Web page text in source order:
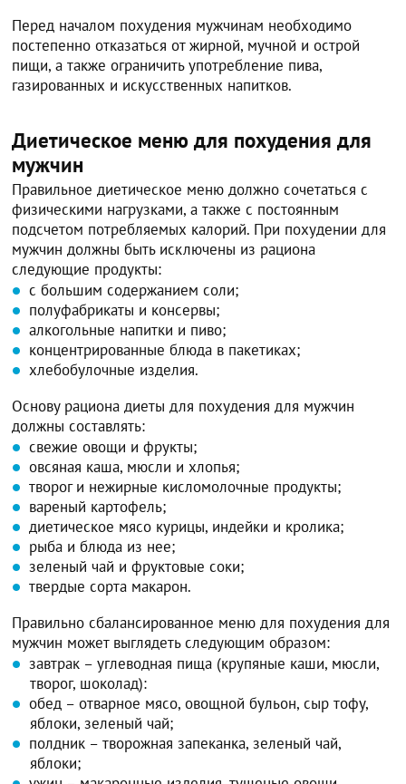
Перед началом похудения мужчинам необходимо
постепенно отказаться от жирной, мучной и острой
пищи, а также ограничить употребление пива,
газированных и искусственных напитков.
Диетическое меню для похудения для
мужчин
Правильное диетическое меню должно сочетаться с
физическими нагрузками, а также с постоянным
подсчетом потребляемых калорий. При похудении для
мужчин должны быть исключены из рациона
следующие продукты:
с большим содержанием соли;
полуфабрикаты и консервы;
алкогольные напитки и пиво;
концентрированные блюда в пакетиках;
хлебобулочные изделия.
Основу рациона диеты для похудения для мужчин
должны составлять:
свежие овощи и фрукты;
овсяная каша, мюсли и хлопья;
творог и нежирные кисломолочные продукты;
вареный картофель;
диетическое мясо курицы, индейки и кролика;
рыба и блюда из нее;
зеленый чай и фруктовые соки;
твердые сорта макарон.
Правильно сбалансированное меню для похудения для
мужчин может выглядеть следующим образом:
завтрак – углеводная пища (крупяные каши, мюсли,
творог, шоколад):
обед – отварное мясо, овощной бульон, сыр тофу,
яблоки, зеленый чай;
полдник – творожная запеканка, зеленый чай,
яблоки;